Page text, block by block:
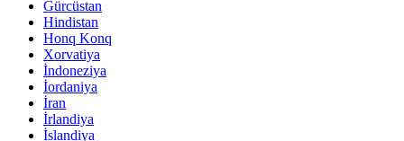
Gürcüstan
Hindistan
Honq Konq
Xorvatiya
İndoneziya
İordaniya
İran
İrlandiya
İslandiya